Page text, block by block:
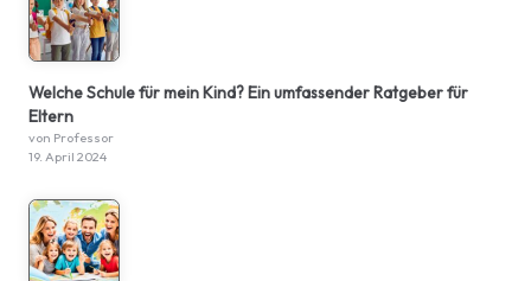
Welche Schule für mein Kind? Ein umfassender Ratgeber für
Eltern
von Professor
19. April 2024